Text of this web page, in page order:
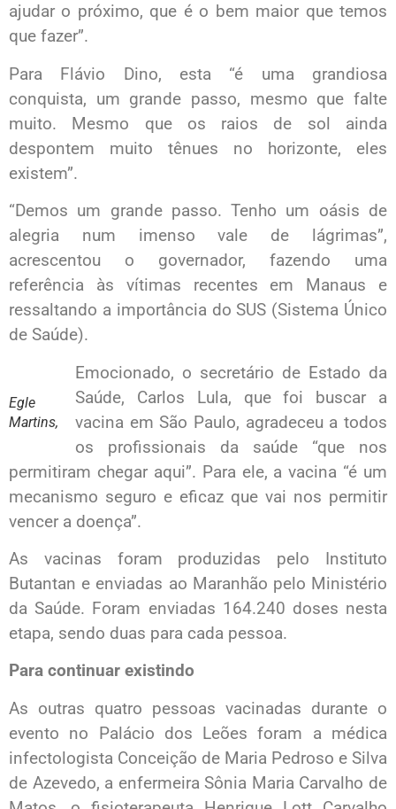
ajudar o próximo, que é o bem maior que temos
que fazer”.
Para Flávio Dino, esta “é uma grandiosa
conquista, um grande passo, mesmo que falte
muito. Mesmo que os raios de sol ainda
despontem muito tênues no horizonte, eles
existem”.
“Demos um grande passo. Tenho um oásis de
alegria num imenso vale de lágrimas”,
acrescentou o governador, fazendo uma
referência às vítimas recentes em Manaus e
ressaltando a importância do SUS (Sistema Único
de Saúde).
Egle
Martins,
Emocionado, o secretário de Estado da
Saúde, Carlos Lula, que foi buscar a
vacina em São Paulo, agradeceu a todos
os profissionais da saúde “que nos
permitiram chegar aqui”. Para ele, a vacina “é um
mecanismo seguro e eficaz que vai nos permitir
vencer a doença”.
As vacinas foram produzidas pelo Instituto
Butantan e enviadas ao Maranhão pelo Ministério
da Saúde. Foram enviadas 164.240 doses nesta
etapa, sendo duas para cada pessoa.
Para continuar existindo
As outras quatro pessoas vacinadas durante o
evento no Palácio dos Leões foram a médica
infectologista Conceição de Maria Pedroso e Silva
de Azevedo, a enfermeira Sônia Maria Carvalho de